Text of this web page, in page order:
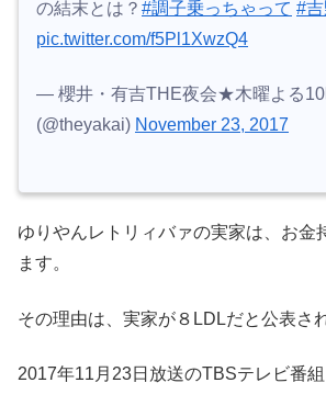
の結末とは？ #調子乗っちゃって #
pic.twitter.com/f5Pl1XwzQ4
— 櫻井・有吉THE夜会★木曜よる10
(@theyakai) November 23, 2017
ゆりやんレトリィバァの実家は、お金
ます。
その理由は、実家が８LDLだと公表さ
2017年11月23日放送のTBSテレビ番